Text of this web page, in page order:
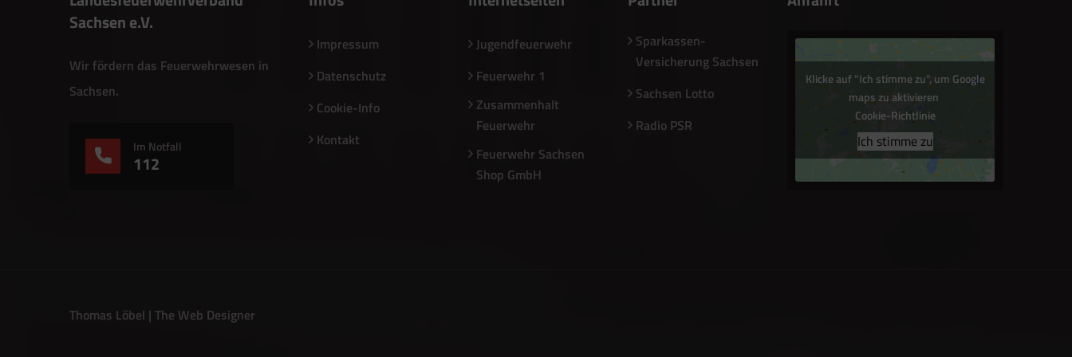
Sachsen e.V.
Wir fördern das Feuerwehrwesen in
Sachsen.
Im Notfall
112
Impressum
Datenschutz
Cookie-Info
Kontakt
Jugendfeuerwehr
Feuerwehr 1
Zusammenhalt
Feuerwehr
Feuerwehr Sachsen
Shop GmbH
Sparkassen-
Versicherung Sachsen
Sachsen Lotto
Radio PSR
Klicke auf "Ich stimme zu", um Google
maps zu aktivieren
Cookie-Richtlinie
Ich stimme zu
Thomas Löbel | The Web Designer